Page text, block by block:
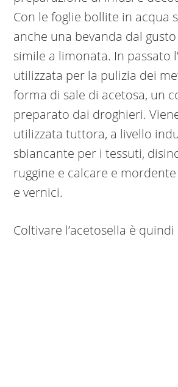
Con le foglie bollite in acqua
anche una bevanda dal
simile a limonata. In passato
utilizzata per la pulizia dei
forma di sale di acetosa, un
preparato dai droghieri.
utilizzata tuttora, a livello
sbiancante per i tessuti,
ruggine e calcare e
e vernici.
Coltivare l’acetosella è